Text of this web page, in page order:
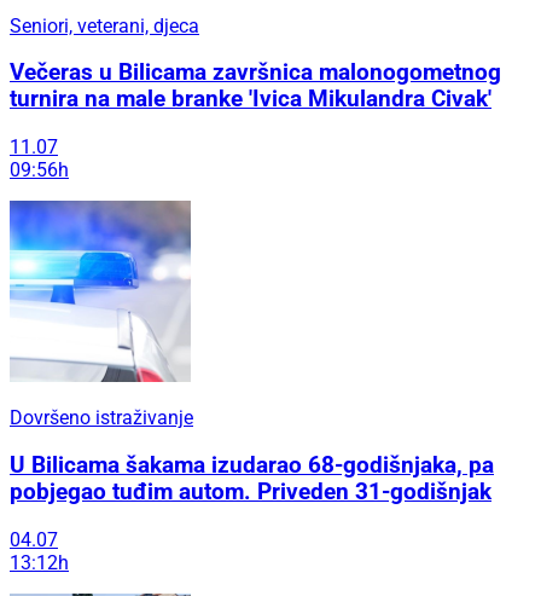
Seniori, veterani, djeca
Večeras u Bilicama završnica malonogometnog
turnira na male branke 'Ivica Mikulandra Civak'
11.07
09:56h
Dovršeno istraživanje
U Bilicama šakama izudarao 68-godišnjaka, pa
pobjegao tuđim autom. Priveden 31-godišnjak
04.07
13:12h